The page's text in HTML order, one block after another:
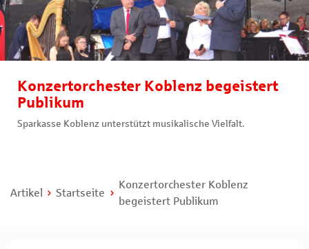
Konzertorchester Koblenz begeistert
Publikum
Sparkasse Koblenz unterstützt musikalische Vielfalt.
Artikel Startseite
Konzertorchester Koblenz
begeistert Publikum